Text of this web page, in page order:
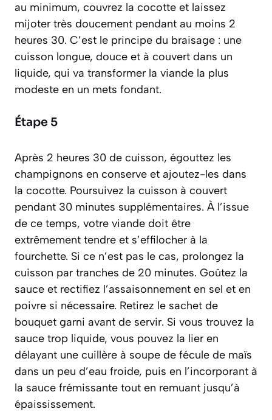
au minimum, couvrez la cocotte et laissez
mijoter très doucement pendant au moins 2
heures 30. C’est le principe du braisage : une
cuisson longue, douce et à couvert dans un
liquide, qui va transformer la viande la plus
modeste en un mets fondant.
Étape 5
Après 2 heures 30 de cuisson, égouttez les
champignons en conserve et ajoutez-les dans
la cocotte. Poursuivez la cuisson à couvert
pendant 30 minutes supplémentaires. À l’issue
de ce temps, votre viande doit être
extrêmement tendre et s’effilocher à la
fourchette. Si ce n’est pas le cas, prolongez la
cuisson par tranches de 20 minutes. Goûtez la
sauce et rectifiez l’assaisonnement en sel et en
poivre si nécessaire. Retirez le sachet de
bouquet garni avant de servir. Si vous trouvez la
sauce trop liquide, vous pouvez la lier en
délayant une cuillère à soupe de fécule de maïs
dans un peu d’eau froide, puis en l’incorporant à
la sauce frémissante tout en remuant jusqu’à
épaississement.